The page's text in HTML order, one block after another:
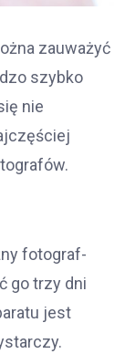
zauważyć
szybko
nie
fotograf-
go trzy dni
jest